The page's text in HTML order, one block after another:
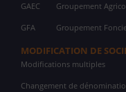
GAEC Groupement
GFA Groupement
MODIFICATION DE
Modifications multiples
Changement de